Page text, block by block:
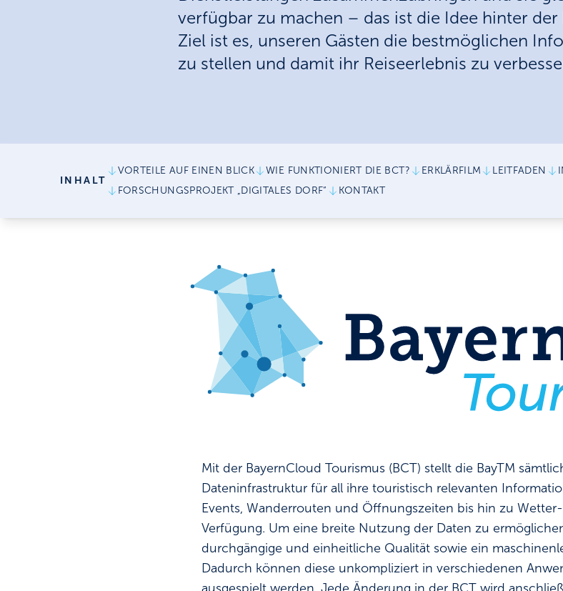
verfügbar zu machen – das ist die Idee hinter
Ziel ist es, unseren Gästen die bestmöglichen
zu stellen und damit ihr Reiseerlebnis zu
INHALT
VORTEILE AUF EINEN BLICK WIE FUNKTIONIERT DIE BCT? ERKLÄRFILM LEITFADEN
FORSCHUNGSPROJEKT „DIGITALES DORF“
KONTAKT
Mit der BayernCloud Tourismus (BCT) stellt die BayTM
Dateninfrastruktur für all ihre touristisch relevanten
Events, Wanderrouten und Öffnungszeiten bis hin zu
Verfügung. Um eine breite Nutzung der Daten zu
durchgängige und einheitliche Qualität sowie ein
Dadurch können diese unkompliziert in verschiedenen